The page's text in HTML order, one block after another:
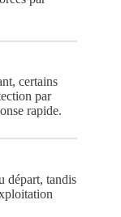
certains
par
rapide.
départ, tandis